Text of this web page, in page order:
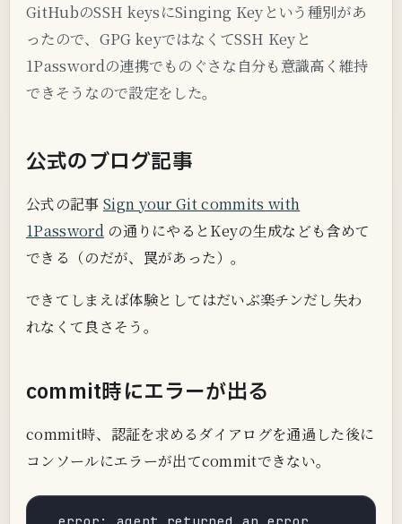
GitHubのSSH keysにSinging Keyという種別があ
ったので、GPG keyではなくてSSH Keyと
1Passwordの連携でものぐさな自分も意識高く維持
できそうなので設定をした。
公式のブログ記事
公式の記事 Sign your Git commits with
1Passwordの通りにやるとKeyの生成なども含めて
できる（のだが、罠があった）。
できてしまえば体験としてはだいぶ楽チンだし失わ
れなくて良さそう。
commit時にエラーが出る
commit時、認証を求めるダイアログを通過した後に
コンソールにエラーが出てcommitできない。